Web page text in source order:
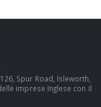
Spur Road, Isleworth,
imprese Inglese con il